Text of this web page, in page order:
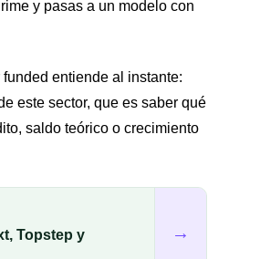
y pasas a un modelo con
entiende al instante:
este sector, que es saber qué
saldo teórico o crecimiento
Topstep y
→